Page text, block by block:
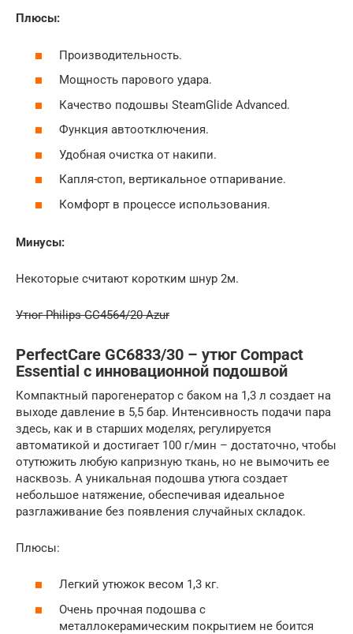
Плюсы:
Производительность.
Мощность парового удара.
Качество подошвы SteamGlide Advanced.
Функция автоотключения.
Удобная очистка от накипи.
Капля-стоп, вертикальное отпаривание.
Комфорт в процессе использования.
Минусы:
Некоторые считают коротким шнур 2м.
Утюг Philips GC4564/20 Azur
PerfectCare GC6833/30 – утюг Compact
Essential с инновационной подошвой
Компактный парогенератор с баком на 1,3 л создает на
выходе давление в 5,5 бар. Интенсивность подачи пара
здесь, как и в старших моделях, регулируется
автоматикой и достигает 100 г/мин – достаточно, чтобы
отутюжить любую капризную ткань, но не вымочить ее
насквозь. А уникальная подошва утюга создает
небольшое натяжение, обеспечивая идеальное
разглаживание без появления случайных складок.
Плюсы:
Легкий утюжок весом 1,3 кг.
Очень прочная подошва с
металлокерамическим покрытием не боится